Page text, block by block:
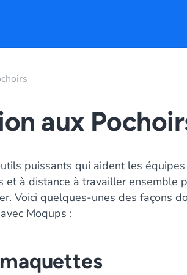
aux
puissants qui aident les équipes
et à distance à travailler ensemble
Voici quelques-unes des façons
Moqups :